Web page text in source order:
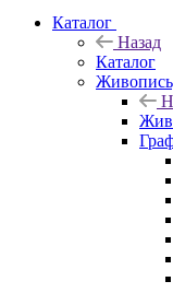
Каталог
Назад
Каталог